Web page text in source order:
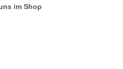
im Shop